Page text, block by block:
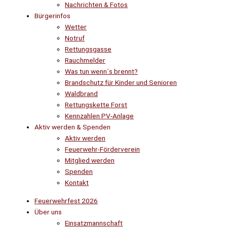
Nachrichten & Fotos
Bürgerinfos
Wetter
Notruf
Rettungsgasse
Rauchmelder
Was tun wenn´s brennt?
Brandschutz für Kinder und Senioren
Waldbrand
Rettungskette Forst
Kennzahlen PV-Anlage
Aktiv werden & Spenden
Aktiv werden
Feuerwehr-Förderverein
Mitglied werden
Spenden
Kontakt
Feuerwehrfest 2026
Über uns
Einsatzmannschaft